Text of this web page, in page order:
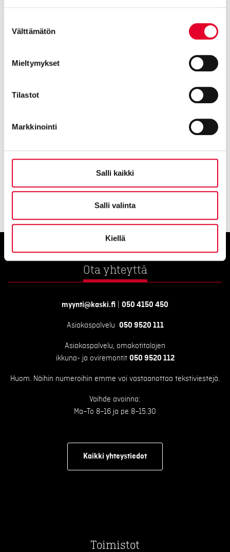
valinta
Välttämätön
Mieltymykset
Tilastot
Markkinointi
Salli kaikki
Salli valinta
Kiellä
26.08.2025
Ota yhteyttä
myynti@kaski.fi 050 4150 450
Asiakaspalvelu 050 9520 111
Asiakaspalvelu, omakotitalojen
ikkuna- ja oviremontit 050 9520 112
Huom. Näihin numeroihin emme voi vastaanottaa tekstiviestejä.
Vaihde avoinna:
Ma–To 8–16 ja pe 8–15.30
Kaikki yhteystiedot
Toimistot